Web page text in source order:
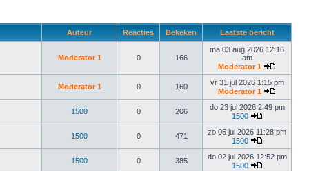
Auteur Reacties Bekeken Laatste bericht
Moderator 1 0 166
ma 03 aug 2026 12:16
am
Moderator 1
Moderator 1 0 160
vr 31 jul 2026 1:15 pm
Moderator 1
1500 0 206
do 23 jul 2026 2:49 pm
1500
1500 0 471
zo 05 jul 2026 11:28 pm
1500
1500 0 385
do 02 jul 2026 12:52 pm
1500